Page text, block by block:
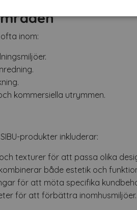
inom:
kommersiella utrymmen.
produkter inkluderar:
texturer för att passa olika
både estetik och
för att möta specifika
för att förbättra inomhusmiljöer.